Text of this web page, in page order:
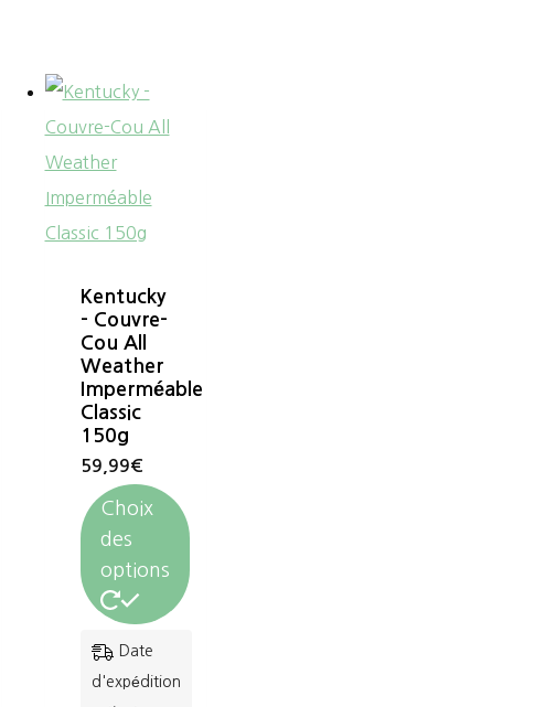
Kentucky
– Couvre-
Cou All
Weather
Imperméable
Classic
150g
59,99€
Choix
des
options
Ce
produit
Date
d'expédition